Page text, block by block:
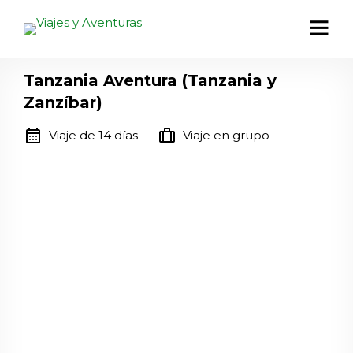
Tanzania Aventura (Tanzania y
Zanzíbar)
calendar_month Viaje de 14 días trip Viaje en grupo